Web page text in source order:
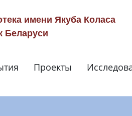
имени Якуба Коласа
Беларуси
Навигация
Проекты